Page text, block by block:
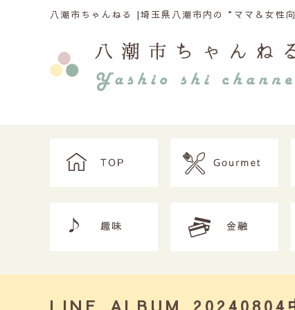
八潮市ちゃんねる |埼玉県八潮市内の“ママ＆女性
LINE_ALBUM_20240804